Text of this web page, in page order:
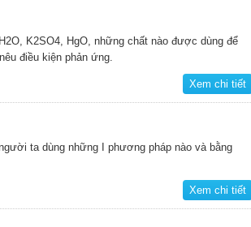
K2SO4, HgO, những chất nào được dùng để
điều kiện phản ứng.
Xem chi tiết
ta dùng những I phương pháp nào và bằng
Xem chi tiết